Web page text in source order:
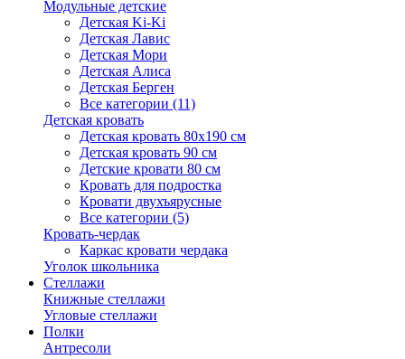
Модульные детские
Детская Ki-Ki
Детская Лавис
Детская Мори
Детская Алиса
Детская Берген
Все категории (11)
Детская кровать
Детская кровать 80х190 см
Детская кровать 90 см
Детские кровати 80 см
Кровать для подростка
Кровати двухъярусные
Все категории (5)
Кровать-чердак
Каркас кровати чердака
Уголок школьника
Стеллажи
Книжные стеллажи
Угловые стеллажи
Полки
Антресоли